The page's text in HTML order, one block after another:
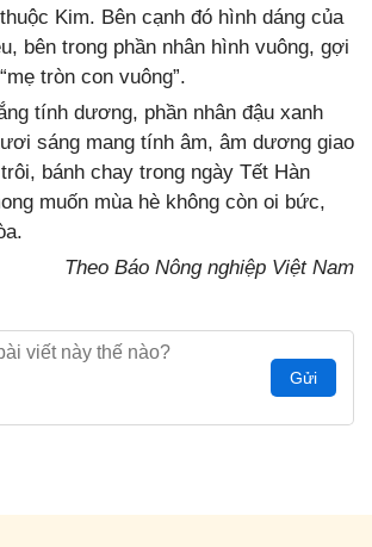
Kim. Bên cạnh đó hình dáng của
bên trong phần nhân hình vuông, gợi
tròn con vuông”.
tính dương, phần nhân đậu xanh
sáng mang tính âm, âm dương giao
bánh chay trong ngày Tết Hàn
muốn mùa hè không còn oi bức,
Theo Báo Nông nghiệp Việt Nam
Gửi